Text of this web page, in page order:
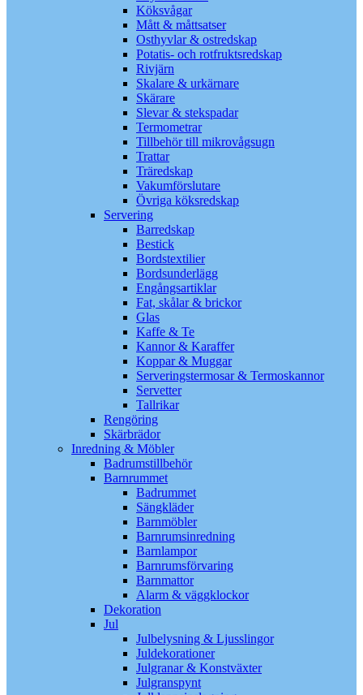
Köksvågar
Mått & måttsatser
Osthyvlar & ostredskap
Potatis- och rotfruktsredskap
Rivjärn
Skalare & urkärnare
Skärare
Slevar & stekspadar
Termometrar
Tillbehör till mikrovågsugn
Trattar
Träredskap
Vakumförslutare
Övriga köksredskap
Servering
Barredskap
Bestick
Bordstextilier
Bordsunderlägg
Engångsartiklar
Fat, skålar & brickor
Glas
Kaffe & Te
Kannor & Karaffer
Koppar & Muggar
Serveringstermosar & Termoskannor
Servetter
Tallrikar
Rengöring
Skärbrädor
Inredning & Möbler
Badrumstillbehör
Barnrummet
Badrummet
Sängkläder
Barnmöbler
Barnrumsinredning
Barnlampor
Barnrumsförvaring
Barnmattor
Alarm & väggklockor
Dekoration
Jul
Julbelysning & Ljusslingor
Juldekorationer
Julgranar & Konstväxter
Julgranspynt